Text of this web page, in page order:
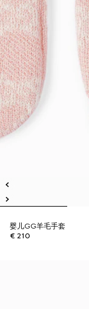
婴儿GG羊毛手套
€ 210